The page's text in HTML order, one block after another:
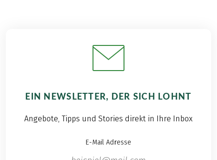
EIN NEWSLETTER, DER SICH LOHNT
Angebote, Tipps und Stories direkt in Ihre Inbox
E-Mail Adresse